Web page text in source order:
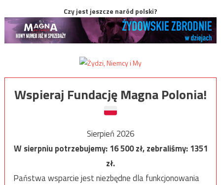
Czy jest jeszcze naród polski?
Wspieraj Fundację Magna Polonia!
Sierpień 2026
W sierpniu potrzebujemy:16 500zł, zebraliśmy:1351
zł.
Państwa wsparcie jest niezbędne dla funkcjonowania